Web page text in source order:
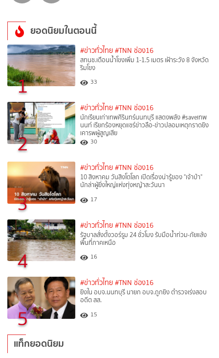
ยอดนิยมในตอนนี้
1
#ข่าวทั่วไทย #TNN ช่อง16
สทนช.เตือนน้ำโขงเพิ่ม 1-1.5 เมตร เฝ้าระวัง 8 จังหวัด
ริมโขง
33
2
#ข่าวทั่วไทย #TNN ช่อง16
นักเรียนเก่าเทพศิรินทร์นนทบุรี แสดงพลัง #saveเทพ
นนท์ เรียกร้องหยุดแชร์ข่าวลือ-ข่าวปลอมเหตุกราดยิง
เคารพผู้สูญเสีย
30
3
#ข่าวทั่วไทย #TNN ช่อง16
10 สิงหาคม วันสิงโตโลก เปิดเรื่องน่ารู้ของ "เจ้าป่า"
นักล่าผู้ยิ่งใหญ่แห่งทุ่งหญ้าสะวันนา
17
4
#ข่าวทั่วไทย #TNN ช่อง16
รัฐบาลสั่งตั้งวอร์รูม 24 ชั่วโมง รับมือน้ำท่วม-ภัยแล้ง
พื้นที่ภาคเหนือ
16
5
#ข่าวทั่วไทย #TNN ช่อง16
ยิงใน อบจ.นนทบุรี นายก อบจ.ถูกยิง ตำรวจเร่งสอบ
อดีต สส.
15
แท็กยอดนิยม